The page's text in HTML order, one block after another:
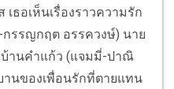
ธอเห็นเรื่องราวความรัก
รรญกฤต อรรควงษ์) นาย
านคำแก้ว (แจมมี่-ปาณิ
นของเพื่อนรักที่ตายแทน